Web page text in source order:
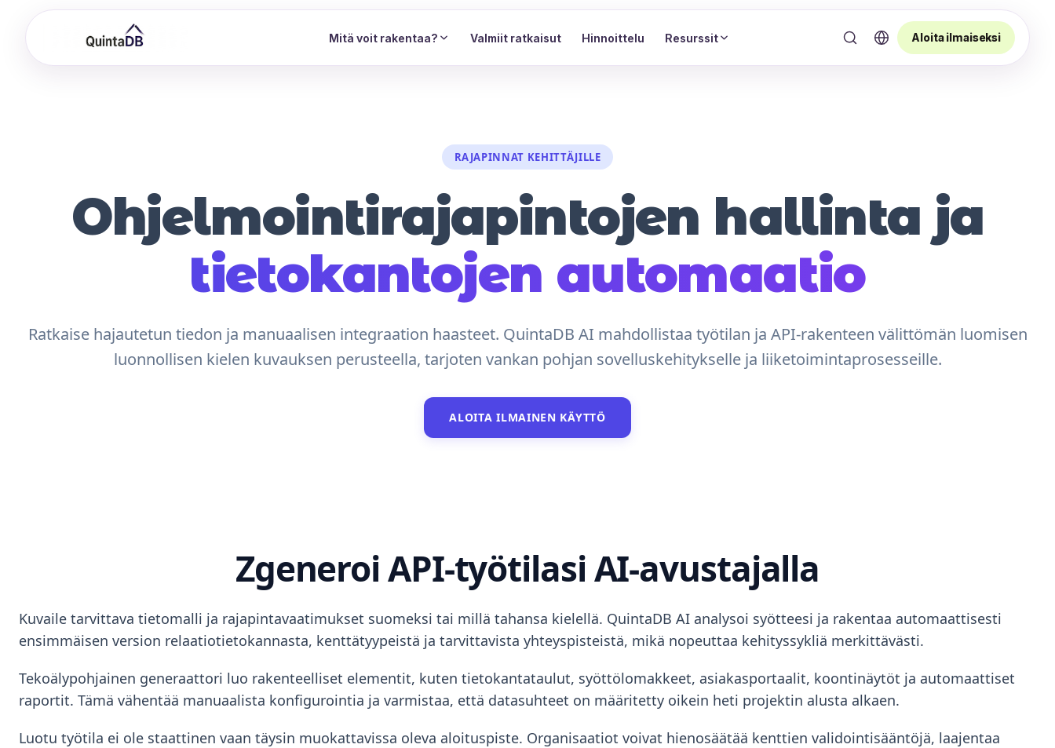
Mitä voit rakentaa? Valmiit ratkaisut Hinnoittelu Resurssit Aloita ilmaiseksi
RAJAPINNAT KEHITTÄJILLE
Ohjelmointirajapintojen hallinta ja
tietokantojen automaatio
Ratkaise hajautetun tiedon ja manuaalisen integraation haasteet. QuintaDB AI mahdollistaa työtilan ja API-rakenteen välittömän luomisen
luonnollisen kielen kuvauksen perusteella, tarjoten vankan pohjan sovelluskehitykselle ja liiketoimintaprosesseille.
ALOITA ILMAINEN KÄYTTÖ
Zgeneroi API-työtilasi AI-avustajalla
Kuvaile tarvittava tietomalli ja rajapintavaatimukset suomeksi tai millä tahansa kielellä. QuintaDB AI analysoi syötteesi ja rakentaa automaattisesti
ensimmäisen version relaatiotietokannasta, kenttätyypeistä ja tarvittavista yhteyspisteistä, mikä nopeuttaa kehityssykliä merkittävästi.
Tekoälypohjainen generaattori luo rakenteelliset elementit, kuten tietokantataulut, syöttölomakkeet, asiakasportaalit, koontinäytöt ja automaattiset
raportit. Tämä vähentää manuaalista konfigurointia ja varmistaa, että datasuhteet on määritetty oikein heti projektin alusta alkaen.
Luotu työtila ei ole staattinen vaan täysin muokattavissa oleva aloituspiste. Organisaatiot voivat hienosäätää kenttien validointisääntöjä, laajentaa